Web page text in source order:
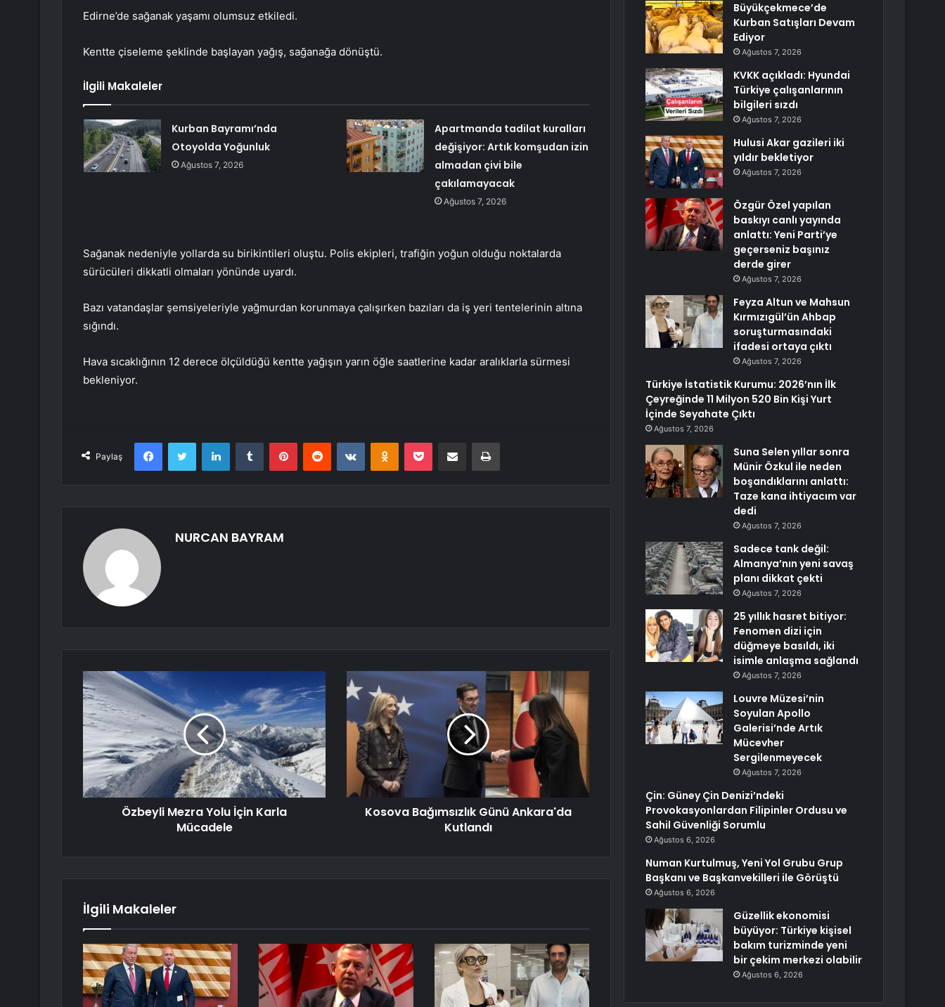
Edirne’de sağanak yaşamı olumsuz etkiledi.
Kentte çiseleme şeklinde başlayan yağış, sağanağa dönüştü.
İlgili Makaleler
Kurban Bayramı’nda
Otoyolda Yoğunluk
Ağustos 7, 2026
Apartmanda tadilat kuralları
değişiyor: Artık komşudan izin
almadan çivi bile
çakılamayacak
Ağustos 7, 2026
Sağanak nedeniyle yollarda su birikintileri oluştu. Polis ekipleri, trafiğin yoğun olduğu noktalarda
sürücüleri dikkatli olmaları yönünde uyardı.
Bazı vatandaşlar şemsiyeleriyle yağmurdan korunmaya çalışırken bazıları da iş yeri tentelerinin altına
sığındı.
Hava sıcaklığının 12 derece ölçüldüğü kentte yağışın yarın öğle saatlerine kadar aralıklarla sürmesi
bekleniyor.
Paylaş
FacebookTwitter LinkedInTumblr PinterestReddit VKontakteOdnoklassniki
Pocket E-Posta ile paylaş Yazdır
NURCAN BAYRAM
Özbeyli Mezra Yolu İçin Karla
Mücadele
Kosova Bağımsızlık Günü Ankara'da
Kutlandı
İlgili Makaleler
Büyükçekmece’de
Kurban Satışları Devam
Ediyor
Ağustos 7, 2026
KVKK açıkladı: Hyundai
Türkiye çalışanlarının
bilgileri sızdı
Ağustos 7, 2026
Hulusi Akar gazileri iki
yıldır bekletiyor
Ağustos 7, 2026
Özgür Özel yapılan
baskıyı canlı yayında
anlattı: Yeni Parti’ye
geçerseniz başınız
derde girer
Ağustos 7, 2026
Feyza Altun ve Mahsun
Kırmızıgül’ün Ahbap
soruşturmasındaki
ifadesi ortaya çıktı
Ağustos 7, 2026
Türkiye İstatistik Kurumu: 2026’nın İlk
Çeyreğinde 11 Milyon 520 Bin Kişi Yurt
İçinde Seyahate Çıktı
Ağustos 7, 2026
Suna Selen yıllar sonra
Münir Özkul ile neden
boşandıklarını anlattı:
Taze kana ihtiyacım var
dedi
Ağustos 7, 2026
Sadece tank değil:
Almanya’nın yeni savaş
planı dikkat çekti
Ağustos 7, 2026
25 yıllık hasret bitiyor:
Fenomen dizi için
düğmeye basıldı, iki
isimle anlaşma sağlandı
Ağustos 7, 2026
Louvre Müzesi’nin
Soyulan Apollo
Galerisi’nde Artık
Mücevher
Sergilenmeyecek
Ağustos 7, 2026
Çin: Güney Çin Denizi’ndeki
Provokasyonlardan Filipinler Ordusu ve
Sahil Güvenliği Sorumlu
Ağustos 6, 2026
Numan Kurtulmuş, Yeni Yol Grubu Grup
Başkanı ve Başkanvekilleri ile Görüştü
Ağustos 6, 2026
Güzellik ekonomisi
büyüyor: Türkiye kişisel
bakım turizminde yeni
bir çekim merkezi olabilir
Ağustos 6, 2026